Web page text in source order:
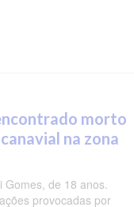
morto
na zona
Gomes, de 18 anos.
provocadas por